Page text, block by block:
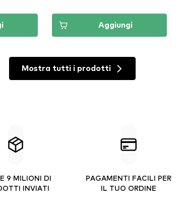
Aggiungi
Mostra tutti i prodotti
9 MILIONI DI
INVIATI
PAGAMENTI FACILI PER
IL TUO ORDINE